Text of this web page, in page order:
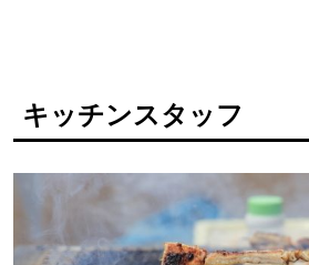
キッチンスタッフ